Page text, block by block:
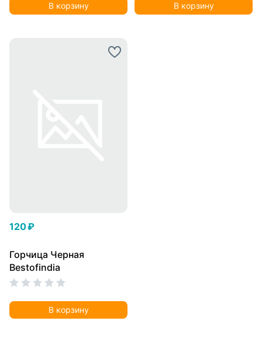
В корзину В корзину
120 ₽
Горчица Черная
Bestofindia
В корзину